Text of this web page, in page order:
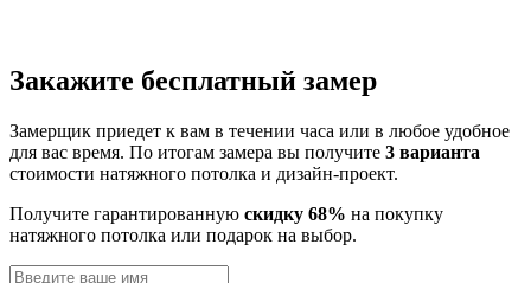
Закажите бесплатный замер
Замерщик приедет к вам в течении часа или в любое удобное
для вас время. По итогам замера вы получите 3 варианта
стоимости натяжного потолка и дизайн-проект.
Получите гарантированную скидку 68% на покупку
натяжного потолка или подарок на выбор.